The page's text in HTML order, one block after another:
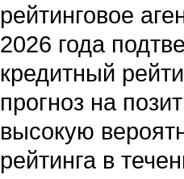
рейтинговое
2026 года
кредитный
прогноз на
высокую
рейтинга в